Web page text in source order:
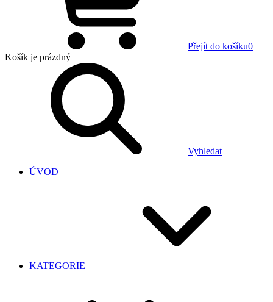
Přejít do košíku0
Košík je prázdný
Vyhledat
ÚVOD
KATEGORIE